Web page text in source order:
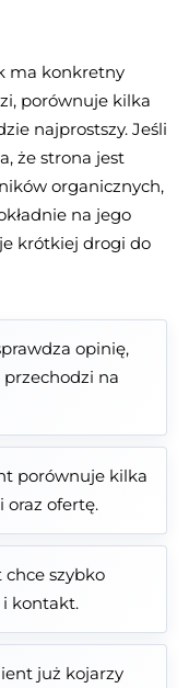
ma konkretny
porównuje kilka
najprostszy. Jeśli
że strona jest
organicznych,
na jego
krótkiej drogi do
opinię,
na
porównuje kilka
oraz ofertę.
szybko
i kontakt.
już kojarzy